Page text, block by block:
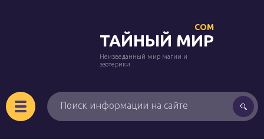
ТАЙНЫЙ МИР
COM
Неизведанный мир магии и
эзотерики